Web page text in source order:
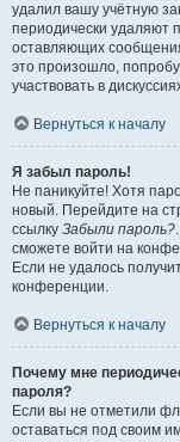
удалил вашу учётную
периодически удаляют
оставляющих
это произошло,
участвовать в
Вернуться к началу
Я забыл пароль!
Не паникуйте! Хотя
новый. Перейдите на
ссылку Забыли пароль?
сможете войти на
Если не удалось
конференции.
Вернуться к началу
Почему мне
пароля?
Если вы не отметили
оставаться под своим